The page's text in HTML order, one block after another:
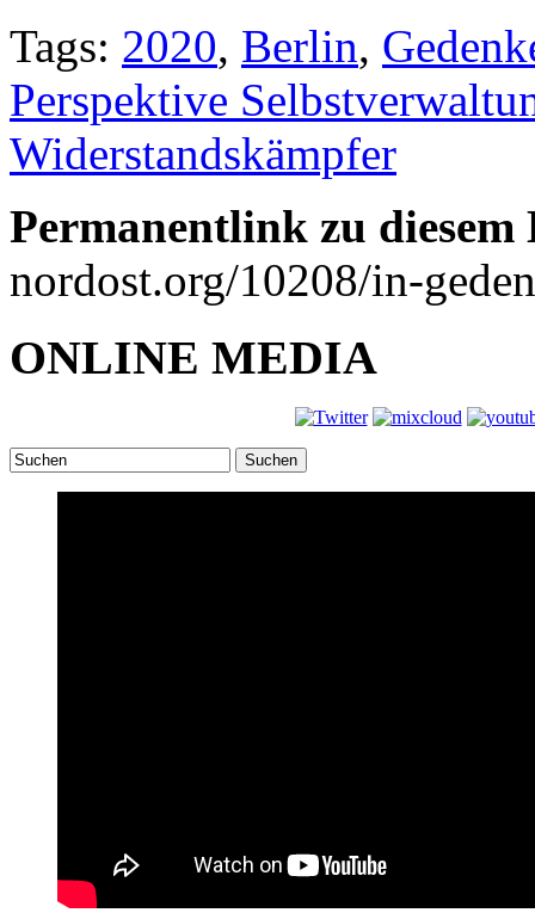
Tags: 2020, Berlin,
Perspektive
Widerstandskämpfer
Permanentlink zu
nordost.org/10208/in-
ONLINE MEDIA
Suchen